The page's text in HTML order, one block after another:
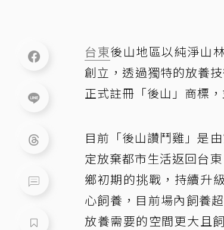
台東後山地區以純淨山
創立，透過獨特的放養
正式註冊「後山」商標
目前「後山讚鬥雞」是
定放棄都市生活返回台
鄉初期的挑戰，持續升
心飼養，目前場內飼養
放養需要的空間更大且